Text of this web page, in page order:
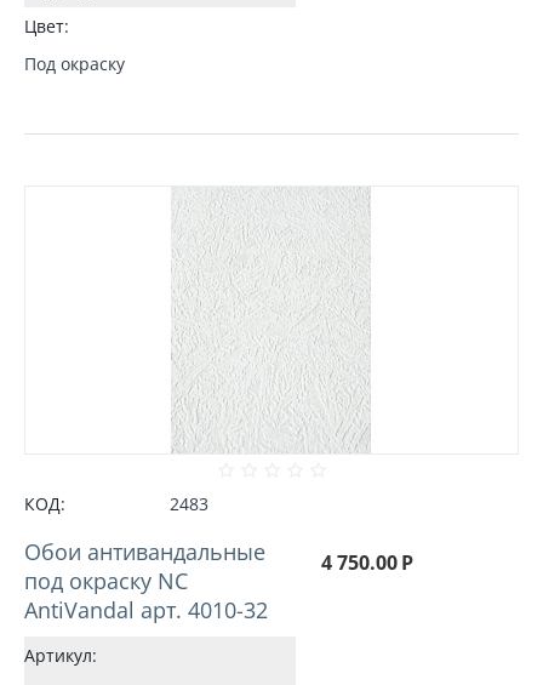
Цвет:
Под окраску
КОД: 2483
Обои антивандальные
под окраску NC
AntiVandal арт. 4010-32
Артикул:
4 750.00Р